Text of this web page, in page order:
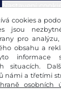
cookies a
jsou
pro analýzu,
obsahu a
situacích.
námi a třetími
osobních
Nastavení